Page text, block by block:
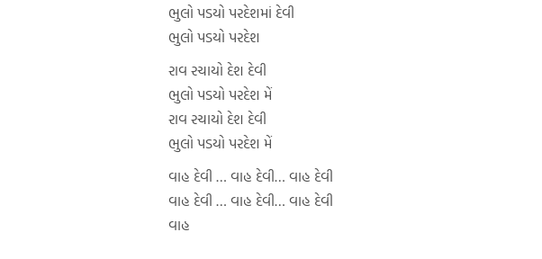
ભુલો પડયો પરદેશમાં દેવી
ભુલો પડયો પરદેશ
રાવ રચાયો દેશ દેવી
ભુલો પડયો પરદેશ મેં
રાવ રચાયો દેશ દેવી
ભુલો પડયો પરદેશ મેં
વાહ દેવી … વાહ દેવી… વાહ દેવી
વાહ દેવી … વાહ દેવી… વાહ દેવી
વાહ